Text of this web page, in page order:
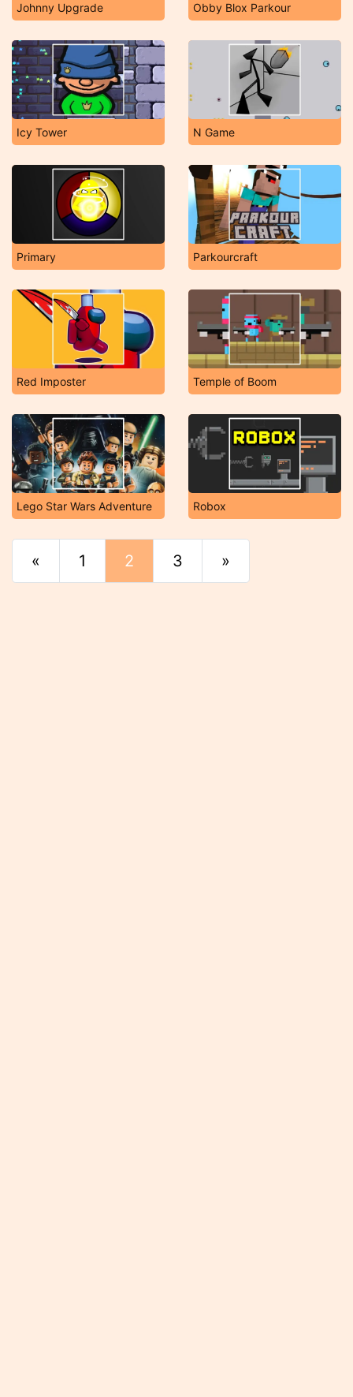
Johnny Upgrade Obby Blox Parkour
Icy Tower N Game
Primary Parkourcraft
Red Imposter Temple of Boom
Lego Star Wars Adventure Robox
« Principio
1 2 3 »